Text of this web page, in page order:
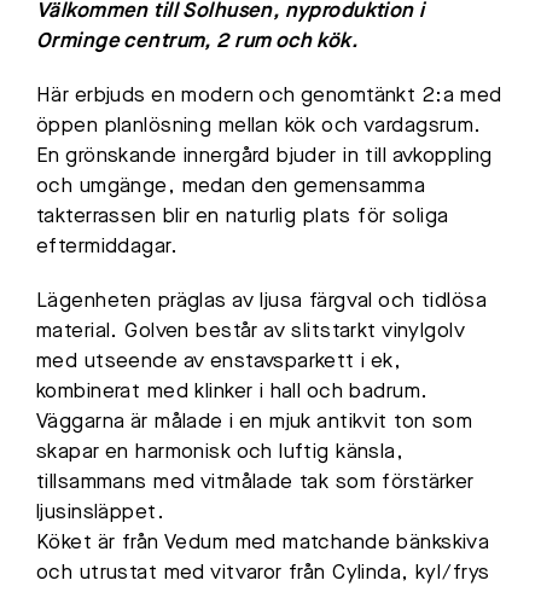
Välkommen till Solhusen, nyproduktion i
Orminge centrum, 2 rum och kök.
Här erbjuds en modern och genomtänkt 2:a med
öppen planlösning mellan kök och vardagsrum.
En grönskande innergård bjuder in till avkoppling
och umgänge, medan den gemensamma
takterrassen blir en naturlig plats för soliga
eftermiddagar.
Lägenheten präglas av ljusa färgval och tidlösa
material. Golven består av slitstarkt vinylgolv
med utseende av enstavsparkett i ek,
kombinerat med klinker i hall och badrum.
Väggarna är målade i en mjuk antikvit ton som
skapar en harmonisk och luftig känsla,
tillsammans med vitmålade tak som förstärker
ljusinsläppet.
Köket är från Vedum med matchande bänkskiva
och utrustat med vitvaror från Cylinda, kyl/frys